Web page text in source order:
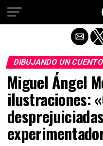
DIBUJANDO UN CUENTO
Miguel Ángel
ilustraciones:
Salir de